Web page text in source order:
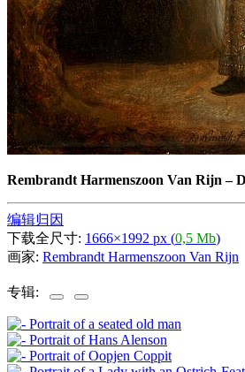
Rembrandt Harmenszoon Van Rijn –
编辑归因
下载全尺寸: 1666×1992 px (0,5 Mb)
画家: Rembrandt Harmenszoon Van Rijn
专辑: